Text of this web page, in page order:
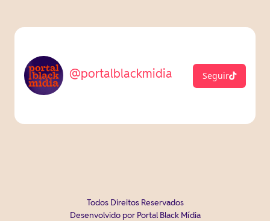
@portalblackmidia Seguir
Todos Direitos Reservados
Desenvolvido por Portal Black Mídia